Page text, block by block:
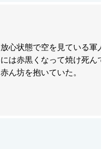
放心状態で空を見ている軍
には赤黒くなって焼け死ん
赤ん坊を抱いていた。